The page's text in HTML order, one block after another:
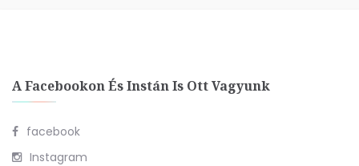
A Facebookon És Instán Is Ott Vagyunk
facebook
Instagram